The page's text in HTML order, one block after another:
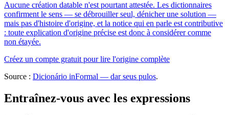
Aucune création datable n'est pourtant attestée. Les dictionnaires
confirment le sens — se débrouiller seul, dénicher une solution —
mais pas d'histoire d'origine, et la notice qui en parle est contributive
: toute explication d'origine précise est donc à considérer comme
non étayée.
Créez un compte gratuit pour lire l'origine complète
Source : Dicionário inFormal — dar seus pulos.
Entraînez-vous avec les expressions